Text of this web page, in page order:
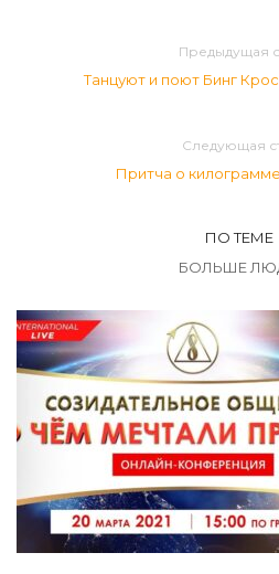
Предыдущая
Танцуют и поют Бинг
Следующая
Притча о
ПО ТЕМЕ
БОЛЬШЕ